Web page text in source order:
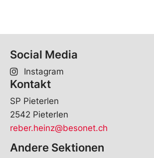
Social Media
Instagram
Kontakt
SP Pieterlen
2542 Pieterlen
reber.heinz@besonet.ch
Andere Sektionen